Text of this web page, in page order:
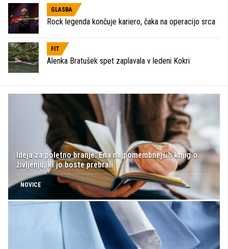
GLASBA
Rock legenda končuje kariero, čaka na operacijo srca
FIT
Alenka Bratušek spet zaplavala v ledeni Kokri
Ideja za poletno branje: Ena najpomembnejših knjig o
življenju, ki jo boste prebrali
NOVICE